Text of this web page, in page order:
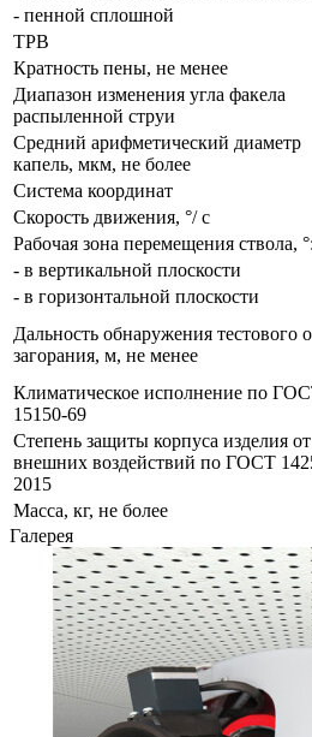
- пенной сплошной
ТРВ
Кратность пены, не менее
Диапазон изменения угла факела
распыленной струи
Средний арифметический диаметр
капель, мкм, не более
Система координат
Скорость движения, °/ с
Рабочая зона перемещения ствола, °:
- в вертикальной плоскости
- в горизонтальной плоскости
Дальность обнаружения тестового
загорания, м, не менее
Климатическое исполнение по
15150-69
Степень защиты корпуса изделия от
внешних воздействий по ГОСТ
2015
Масса, кг, не более
Галерея